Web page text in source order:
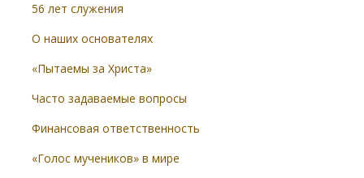
56 лет служения
О наших основателях
«Пытаемы за Христа»
Часто задаваемые вопросы
Финансовая ответственность
«Голос мучеников» в мире